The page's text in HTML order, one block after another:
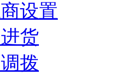
设置
货
拨